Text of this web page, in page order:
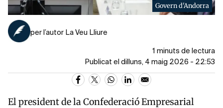
Govern d'Andorra
per l’autor La Veu Lliure
1 minuts de lectura
Publicat el dilluns, 4 maig 2026 - 22:53
El president de la Confederació Empresarial